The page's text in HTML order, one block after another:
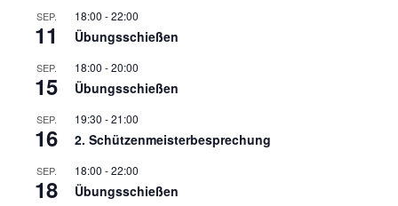
SEP.
11
18:00 -22:00
Übungsschießen
SEP.
15
18:00 -20:00
Übungsschießen
SEP.
16
19:30 -21:00
2. Schützenmeisterbesprechung
SEP.
18
18:00 -22:00
Übungsschießen